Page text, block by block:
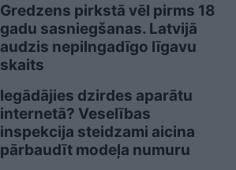
Gredzens pirkstā vēl pirms 18
gadu sasniegšanas. Latvijā
audzis nepilngadīgo līgavu
skaits
Iegādājies dzirdes aparātu
internetā? Veselības
inspekcija steidzami aicina
pārbaudīt modeļa numuru